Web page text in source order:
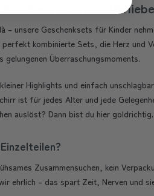
und einfach zum
unsere Geschenksets für Kinder
kombinierte Sets, die Herz und
Überraschungsmoments.
Highlights und einfach
ist für jedes Alter und jede
auslöst? Dann bist du hier goldrichtig.
Zusammensuchen, kein
ehrlich – das spart Zeit, Nerven und